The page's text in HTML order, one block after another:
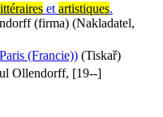
et artistiques.
(firma) (Nakladatel,
(Francie)) (Tiskař)
Ollendorff, [19--]